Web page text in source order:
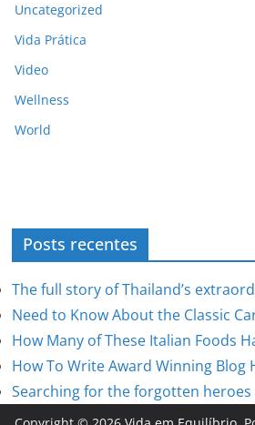
Uncategorized
Vida Prática
Video
Wellness
World
Posts recentes
The full story of Thailand’s
Need to Know About the Classic
How Many of These Italian Foods
How To Write Award Winning Blog
Searching for the forgotten heroes